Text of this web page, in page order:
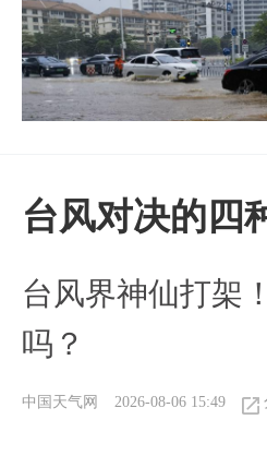
台风对决的四
台风界神仙打架
吗？
中国天气网 2026-08-06 15:49